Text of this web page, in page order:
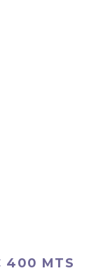
400 MTS